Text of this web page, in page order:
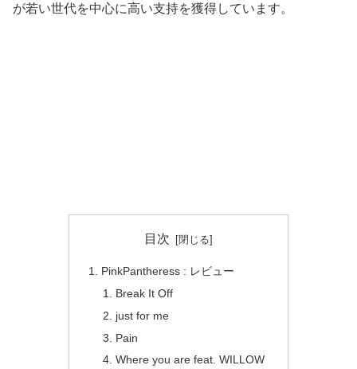
が若い世代を中心に高い支持を獲得しています。
目次
PinkPantheress : レビュー
Break It Off
just for me
Pain
Where you are feat. WILLOW